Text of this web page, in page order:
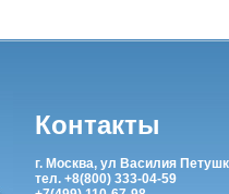
Контакты
г. Москва, ул Василия
тел. +8(800) 333-04-59